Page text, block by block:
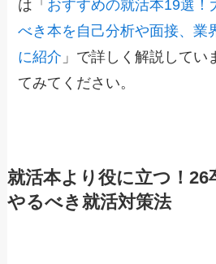
は「 おすすめの就活本19選！
べき本を自己分析や面接、業
に紹介 」で詳しく解説してい
てみてください。
就活本より役に立つ！26
やるべき就活対策法